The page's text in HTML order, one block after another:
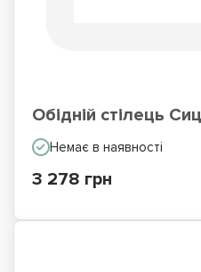
Обідній стілець
Немає в наявності
3 278 грн